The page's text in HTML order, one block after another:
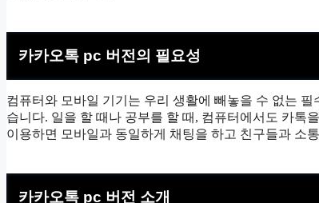
카카오톡 pc 버전의 필요성
컴퓨터와 모바일 기기는 우리 생활에 빼놓을 수 없는
습니다. 일을 할 때나 공부를 할 때, 컴퓨터에서도 카톡
이용하면 모바일과 동일하게 채팅을 하고 친구들과 소
카카오톡 pc 버전 소개